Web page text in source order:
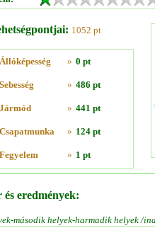
1052 pt
Állóképesség » 0 pt
Sebesség » 486 pt
Jármód » 441 pt
Csapatmunka » 124 pt
Fegyelem » 1 pt
eredmények:
második helyek-harmadik helyek /